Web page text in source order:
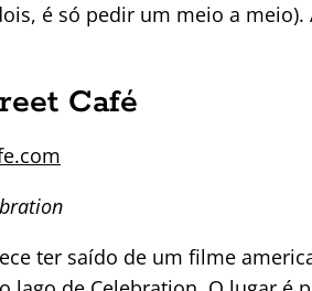
é só pedir um meio a
Café
ter saído de um filme